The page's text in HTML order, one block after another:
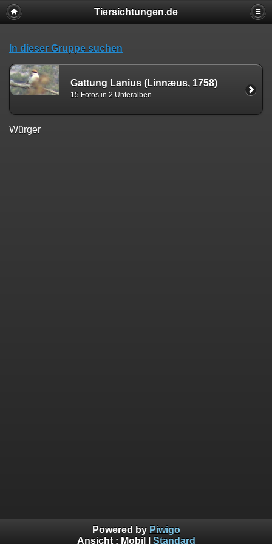
Tiersichtungen.de
In dieser Gruppe suchen
Gattung Lanius (Linnæus, 1758)
15 Fotos in 2 Unteralben
Würger
Powered by Piwigo
Ansicht : Mobil Standard